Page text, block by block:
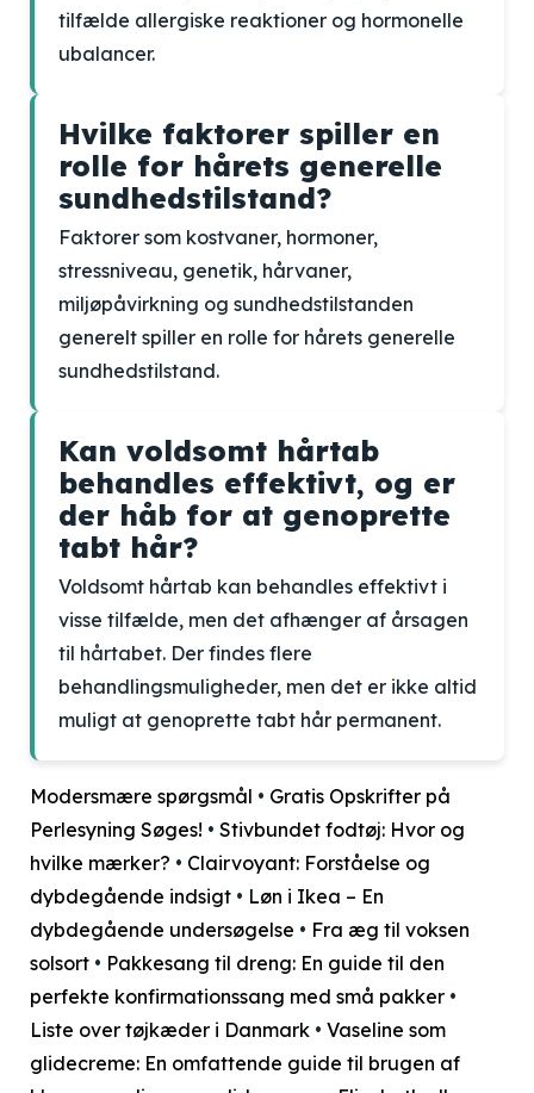
tilfælde allergiske reaktioner og hormonelle
ubalancer.
Hvilke faktorer spiller en
rolle for hårets generelle
sundhedstilstand?
Faktorer som kostvaner, hormoner,
stressniveau, genetik, hårvaner,
miljøpåvirkning og sundhedstilstanden
generelt spiller en rolle for hårets generelle
sundhedstilstand.
Kan voldsomt hårtab
behandles effektivt, og er
der håb for at genoprette
tabt hår?
Voldsomt hårtab kan behandles effektivt i
visse tilfælde, men det afhænger af årsagen
til hårtabet. Der findes flere
behandlingsmuligheder, men det er ikke altid
muligt at genoprette tabt hår permanent.
Modersmære spørgsmål • Gratis Opskrifter på
Perlesyning Søges! • Stivbundet fodtøj: Hvor og
hvilke mærker? • Clairvoyant: Forståelse og
dybdegående indsigt • Løn i Ikea – En
dybdegående undersøgelse • Fra æg til voksen
solsort • Pakkesang til dreng: En guide til den
perfekte konfirmationssang med små pakker •
Liste over tøjkæder i Danmark • Vaseline som
glidecreme: En omfattende guide til brugen af